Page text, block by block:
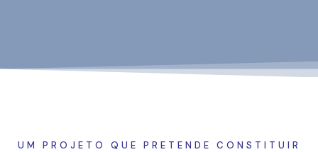
UM PROJETO QUE PRETENDE CONSTITUIR